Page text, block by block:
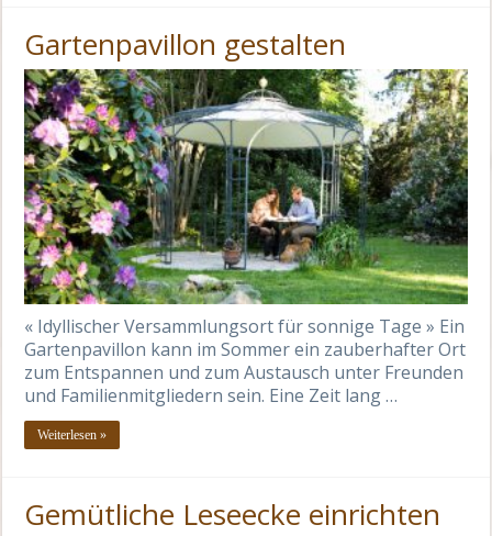
Gartenpavillon gestalten
« Idyllischer Versammlungsort für sonnige Tage » Ein
Gartenpavillon kann im Sommer ein zauberhafter Ort
zum Entspannen und zum Austausch unter Freunden
und Familienmitgliedern sein. Eine Zeit lang …
Weiterlesen »
Gemütliche Leseecke einrichten